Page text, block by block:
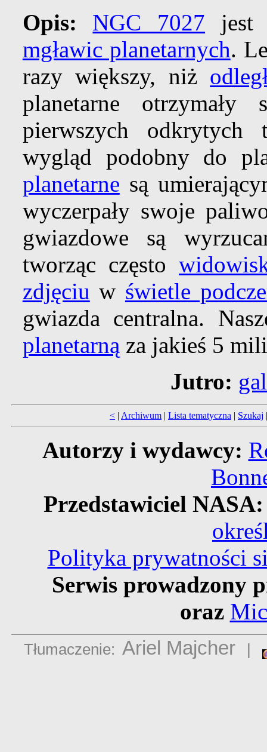
Opis:
NGC 7027 jest
mgławic planetarnych.
razy większy, niż
planetarne
pierwszych odkrytych
wygląd podobny do
planetarne są
wyczerpały swoje
gwiazdowe są
tworząc często
zdjęciu w świetle
gwiazda centralna.
planetarną za jakieś 5
Jutro:
< | Archiwum | Lista tematyczna | Szukaj
Autorzy i wydawcy:
Przedstawiciel
Polityka prywatności
Serwis prowadzony
oraz
Tłumaczenie: Ariel Majcher |